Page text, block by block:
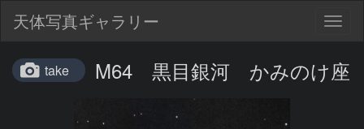
天体写真ギャラリー
take M64 黒目銀河 かみのけ座